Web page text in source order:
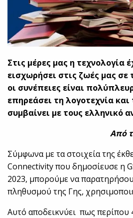
Στις μέρες μας η τεχνολογία
εισχωρήσει στις ζωές μας σε
οι συνέπειες είναι
επηρεάσει τη λογοτεχνία
συμβαίνει με τους ελληνικό
Από
Σύμφωνα με τα στοιχεία της
Connectivity που δημοσίευσε η
2023, μπορούμε να
πληθυσμού της Γης,
Αυτό αποδεικνύει πως περίπου